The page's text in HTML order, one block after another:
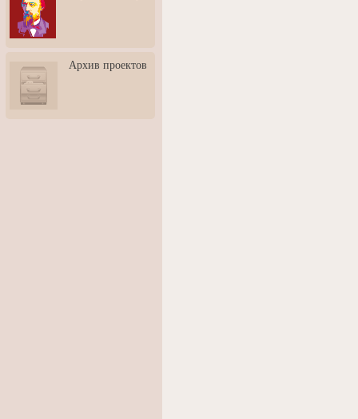
3: Обусловленности
человека и их влияние на
карьеру
скульптором Дмитрием
Тугариновым
АртБульвар в День города
Архив проектов